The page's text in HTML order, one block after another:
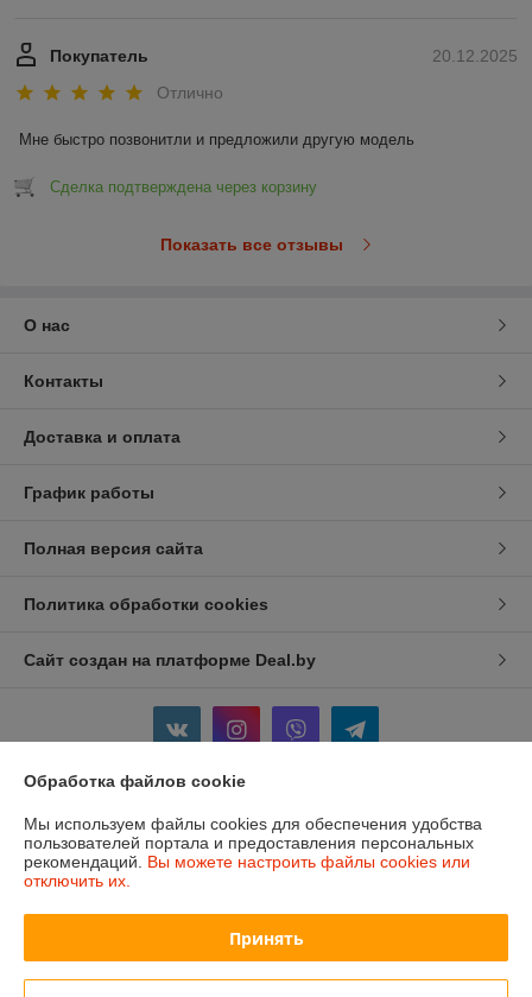
20.12.2025
Покупатель
Отлично
Мне быстро позвонитли и предложили другую модель
Сделка подтверждена через корзину
Показать все отзывы
О нас
Контакты
Доставка и оплата
График работы
Полная версия сайта
Политика обработки cookies
Сайт создан на платформе Deal.by
Информация для покупателя
Индивидуальный предприниматель:ИП Изотов Алексей Олегович
Минск. Ул. Седых 36-25
Регистрационный номер ЕГР: 193806782
Регистрационный орган: Мингорисполком
Обработка файлов cookie
Мы используем файлы cookies для обеспечения удобства
пользователей портала и предоставления персональных
рекомендаций. Вы можете настроить файлы cookies или
отключить их.
Принять